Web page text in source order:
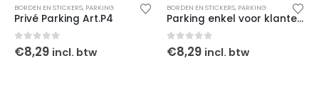
BORDEN EN STICKERS, PARKING
Privé Parking Art.P4
0out of 5
€8,29 incl. btw
BORDEN EN STICKERS, PARKING
Parking enkel voor klanten Art.P2
0out of 5
€8,29 incl. btw